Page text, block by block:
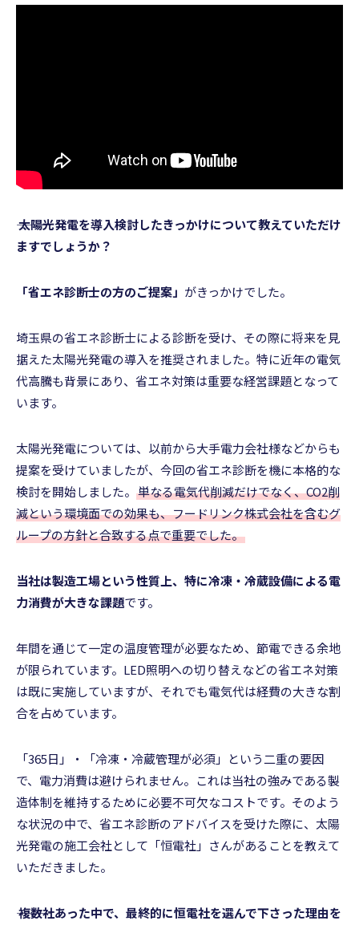
――― 太陽光発電を導入検討したきっかけについて教えていただけ
ますでしょうか？
「省エネ診断士の方のご提案」 がきっかけでした。
埼玉県の省エネ診断士による診断を受け、その際に将来を見
据えた太陽光発電の導入を推奨されました。特に近年の電気
代高騰も背景にあり、省エネ対策は重要な経営課題となって
います。
太陽光発電については、以前から大手電力会社様などからも
提案を受けていましたが、今回の省エネ診断を機に本格的な
検討を開始しました。 単なる電気代削減だけでなく、CO2削
減という環境面での効果も、フードリンク株式会社を含むグ
ループの方針と合致する点で重要でした。
当社は製造工場という性質上、特に冷凍・冷蔵設備による電
力消費が大きな課題です。
年間を通じて一定の温度管理が必要なため、節電できる余地
が限られています。LED照明への切り替えなどの省エネ対策
は既に実施していますが、それでも電気代は経費の大きな割
合を占めています。
「365日」・「冷凍・冷蔵管理が必須」という二重の要因
で、電力消費は避けられません。これは当社の強みである製
造体制を維持するために必要不可欠なコストです。そのよう
な状況の中で、省エネ診断のアドバイスを受けた際に、太陽
光発電の施工会社として「恒電社」さんがあることを教えて
いただきました。
――― 複数社あった中で、最終的に恒電社を選んで下さった理由を